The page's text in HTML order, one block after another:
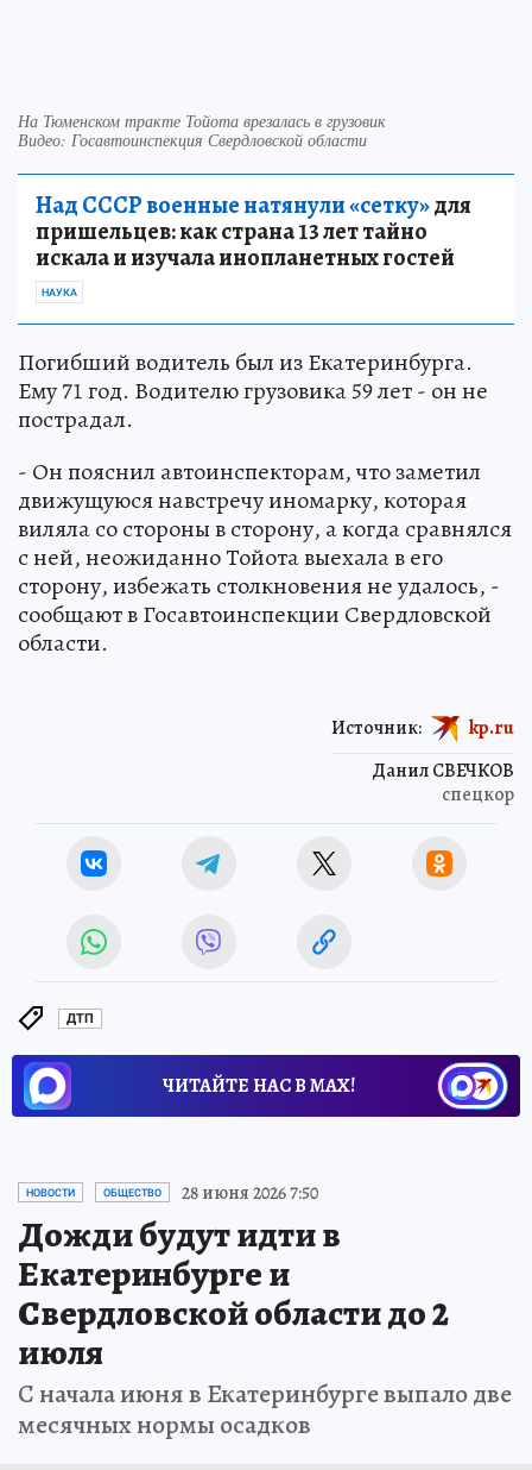
На Тюменском тракте Тойота врезалась в грузовик
Видео: Госавтоинспекция Свердловской области
Над СССР военные натянули «сетку»для
пришельцев: как страна 13 лет тайно
искала и изучала инопланетных гостей
НАУКА
Погибший водитель был из Екатеринбурга.
Ему 71 год. Водителю грузовика 59 лет - он не
пострадал.
- Он пояснил автоинспекторам, что заметил
движущуюся навстречу иномарку, которая
виляла со стороны в сторону, а когда сравнялся
с ней, неожиданно Тойота выехала в его
сторону, избежать столкновения не удалось, -
сообщают в Госавтоинспекции Свердловской
области.
Данил СВЕЧКОВ
спецкор
Источник: kp.ru
ДТП
ЧИТАЙТЕ НАС В МАХ!
НОВОСТИ ОБЩЕСТВО 28 июня 2026 7:50
Дожди будут идти в
Екатеринбурге и
Свердловской области до 2
июля
С начала июня в Екатеринбурге выпало две
месячных нормы осадков